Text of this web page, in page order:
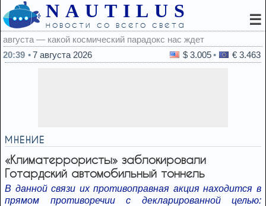
NAUTILUS
новости со всего света ☰
20:39
7 августа 2026 $ 3.005 € 3.463
МНЕНИЕ
«Климатеррористы» заблокировали
Готардский автомобильный тоннель
В данной связи их противоправная акция находится в
прямом противоречии с декларированной целью: